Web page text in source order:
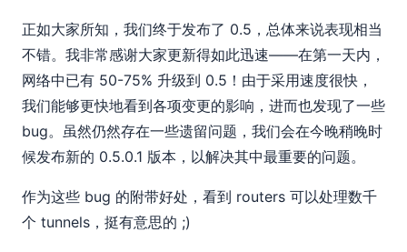
正如大家所知，我们终于发布了 0.5，总体来说表现相当
不错。我非常感谢大家更新得如此迅速——在第一天内，
网络中已有 50-75% 升级到 0.5！由于采用速度很快，
我们能够更快地看到各项变更的影响，进而也发现了一些
bug。虽然仍然存在一些遗留问题，我们会在今晚稍晚时
候发布新的 0.5.0.1 版本，以解决其中最重要的问题。
作为这些 bug 的附带好处，看到 routers 可以处理数千
个 tunnels，挺有意思的 ;)